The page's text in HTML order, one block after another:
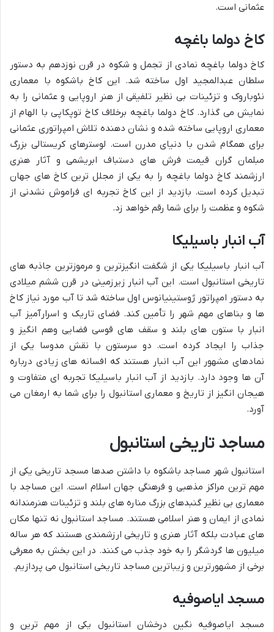
عثمانی است.
کاخ دولما باغچه
کاخ دولما باغچه نمادی از تجمل و شکوه در قرن نوزدهم به دستور
سلطان عبدالمجید اول ساخته شد. این کاخ باشکوه با معماری
نئوباروک و تزئینات بی نظیر تلفیقی از هنر اروپایی و عثمانی را به
نمایش می گذارد. کاخ دولما باغچه برخلاف کاخ توپکاپی با الهام از
معماری اروپایی ساخته شده و نشان دهنده تلاش امپراتوری عثمانی
برای همگام شدن با دنیای مدرن است. لوسترهای کریستالی بزرگ
مبلمان گران قیمت فرش های دستباف ابریشمی و آثار هنری
ارزشمند کاخ دولما باغچه را به یکی از مجلل ترین کاخ های جهان
تبدیل کرده است. بازدید از این کاخ تجربه ای فراموش نشدنی از
شکوه و عظمت را برای شما رقم خواهد زد.
آب انبار باسیلیکا
آب انبار باسیلیکا یکی از شگفت انگیزترین و مرموزترین جاذبه های
تاریخی استانبول است. این آب انبار زیرزمینی در قرن ششم میلادی
به دستور امپراتور ژوستینیانوس اول ساخته شد تا آب مورد نیاز کاخ
ها و بناهای مهم شهر را تأمین کند. فضای تاریک و اسرارآمیز آب
انبار با ستون های بلند و سقف های قوسی فضایی وهم انگیز و
جذاب را ایجاد کرده است. دو سرستون با نقش مدوسا یکی از
نمادهای مشهور این آب انبار هستند که افسانه های زیادی درباره
آن ها وجود دارد. بازدید از آب انبار باسیلیکا تجربه ای متفاوت و
هیجان انگیز از تاریخ و معماری استانبول را برای شما به ارمغان می
آورد.
مساجد تاریخی استانبول
استانبول شهر مساجد باشکوه با داشتن صدها مسجد تاریخی یکی از
مهم ترین مراکز مذهبی و فرهنگی جهان اسلام است. این مساجد با
معماری بی نظیر گنبدهای بزرگ مناره های بلند و تزئینات هنرمندانه
نمادی از ایمان و هنر اسلامی هستند. مساجد استانبول نه تنها مکان
های عبادت بلکه آثار هنری و تاریخی ارزشمندی هستند که هر ساله
میلیون ها گردشگر را به خود جذب می کنند. در این بخش به معرفی
برخی از مشهورترین و زیباترین مساجد تاریخی استانبول می پردازیم.
مسجد ایاصوفیه
مسجد ایاصوفیه نگین درخشان استانبول یکی از مهم ترین و